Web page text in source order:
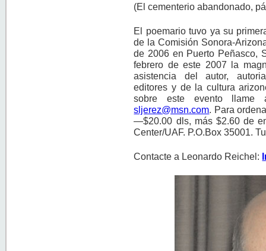
(El cementerio abandonado,
El poemario tuvo ya su
de la Comisión Sonora-
de 2006 en Puerto Peñasco,
febrero de este 2007 la
asistencia del autor,
editores y de la cultura
sobre este evento llame
sljerez@msn.com. Para
—$20.00 dls, más $2.60 de
Center/UAF. P.O.Box 35001.
Contacte a Leonardo Reichel: